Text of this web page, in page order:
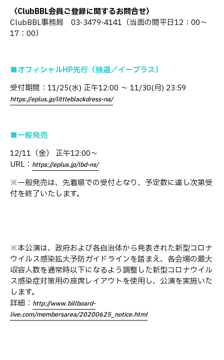
〈ClubBBL会員ご登録に関するお問合せ〉
ClubBBL事務局 03-3479-4141（当面の間平日12：00～
17：00）
■オフィシャルHP先行（抽選／イープラス）
受付期間：11/25(水) 正午12:00 ～ 11/30(月) 23:59
https://eplus.jp/littleblackdress-na/
■一般発売
12/11（金） 正午12:00～
URL： https://eplus.jp/lbd-ns/
※一般発売は、先着順での受付となり、予定数に達し次第受
付を終了いたします。
※本公演は、政府および各自治体から発表された新型コロナ
ウイルス感染拡大予防ガイドラインを踏まえ、各会場の最大
収容人数を通常時以下になるよう調整した新型コロナウイル
ス感染症対策用の座席レイアウトを使用し、公演を実施いた
します。
詳細： http://www.billboard-
live.com/membersarea/20200625_notice.html